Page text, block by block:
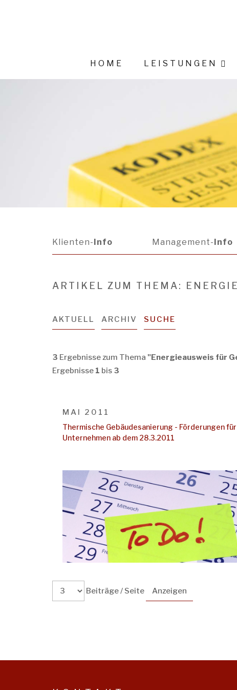
HOME LEISTUNGEN
Klienten-Info Management-Info
ARTIKEL ZUM THEMA:
AKTUELL ARCHIV SUCHE
3 Ergebnisse zum Thema "Energieausweis für
Ergebnisse 1 bis 3
MAI 2011
Thermische Gebäudesanierung - Förderungen für
Unternehmen ab dem 28.3.2011
Beiträge / Seite